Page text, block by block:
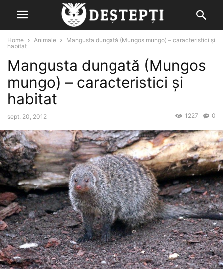
Home Animale
Mangusta dungată (Mungos mungo) – caracteristici și
habitat
Mangusta dungată (Mungos
mungo) – caracteristici și
habitat
sept. 20, 2012 0
1227